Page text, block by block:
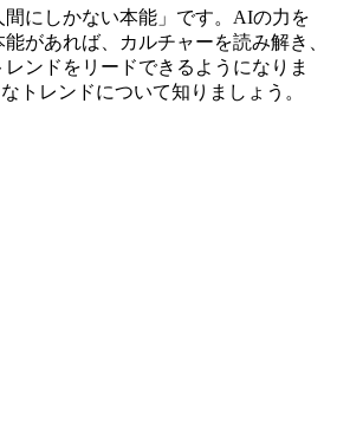
間にしかない本能」です。AIの力を
があれば、カルチャーを読み解き、
ンドをリードできるようになりま
トレンドについて知りましょう。